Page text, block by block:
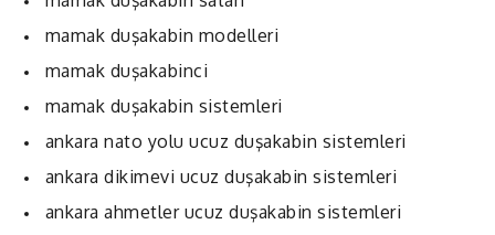
mamak duşakabin modelleri
mamak duşakabinci
mamak duşakabin sistemleri
ankara nato yolu ucuz duşakabin sistemleri
ankara dikimevi ucuz duşakabin sistemleri
ankara ahmetler ucuz duşakabin sistemleri